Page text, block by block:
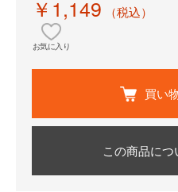
￥1,149 （税込）
お気に入り
買い
この商品に